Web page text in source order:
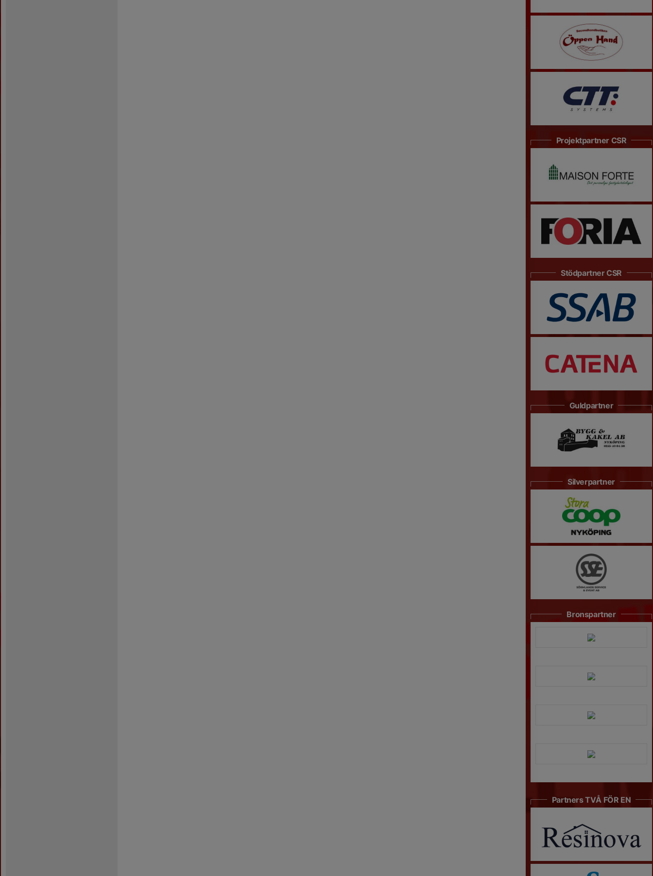
Projektpartner CSR
Stödpartner CSR
Guldpartner
Silverpartner
Bronspartner
Partners TVÅ FÖR EN